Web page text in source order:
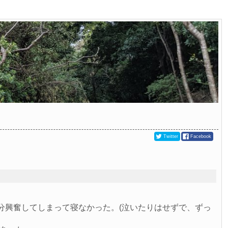
Twitter Facebook
奮してしまって寝なかった。(泣いたりはせずで、ずっ